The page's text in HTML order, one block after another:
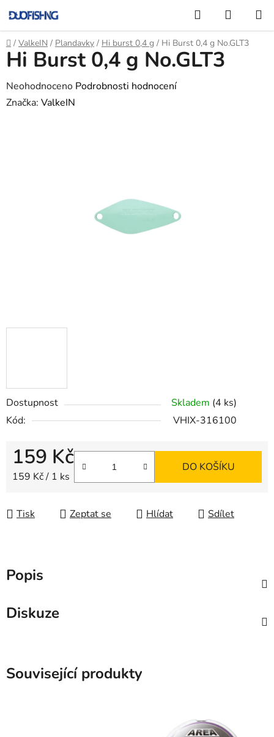
na
obsah
Hledat
KOŠÍK
Domů
/ ValkeIN / Plandavky / Hi burst 0,4 g / Hi Burst 0,4 g No.GLT3
Dostupnost Skladem (4 ks)
Kód:
VHIX-316100
159 Kč
Měrná cena:
159 Kč / 1 ks
DO KOŠÍKU
Tisk Zeptat se Hlídat Sdílet
Hi Burst 0,4 g No.GLT3
Průměrné
hodnocení
Neohodnoceno Podrobnosti hodnocení
Značka: ValkeIN
Popis
Diskuze
Související produkty